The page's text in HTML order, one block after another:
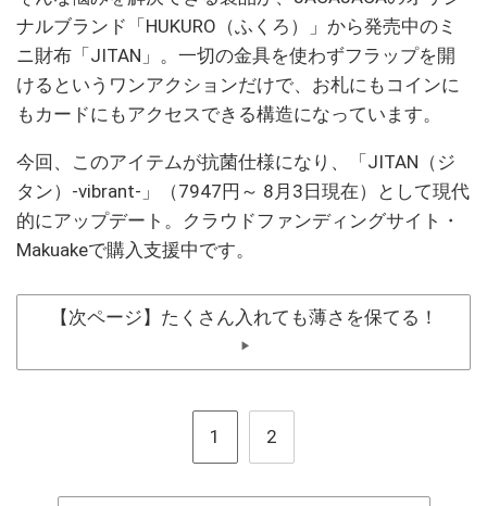
ナルブランド「HUKURO（ふくろ）」から発売中のミ
ニ財布「JITAN」。一切の金具を使わずフラップを開
けるというワンアクションだけで、お札にもコインに
もカードにもアクセスできる構造になっています。
今回、このアイテムが抗菌仕様になり、「JITAN（ジ
タン）-vibrant-」（7947円～ 8月3日現在）として現代
的にアップデート。クラウドファンディングサイト・
Makuakeで購入支援中です。
【次ページ】たくさん入れても薄さを保てる！
▶
1 2